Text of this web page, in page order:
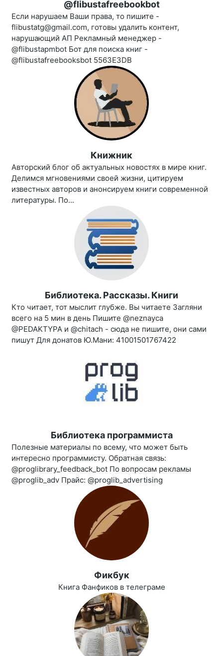
@flibustafreebookbot
Если нарушаем Ваши права, то пишите -
flibustatg@gmail.com, готовы удалить контент,
нарушающий АП Рекламный менеджер -
@flibustapmbot Бот для поиска книг -
@flibustafreebooksbot 5563E3DB
Книжник
Авторский блог об актуальных новостях в мире книг.
Делимся мгновениями своей жизни, цитируем
известных авторов и анонсируем книги современной
литературы. По...
Библиотека. Рассказы. Книги
Кто читает, тот мыслит глубже. Вы читаете Загляни
всего на 5 мин в день Пишите @neznayca
@PEDAKTYPA и @chitach - сюда не пишите, они сами
пишут Для донатов Ю.Мани: 41001501767422
Библиотека программиста
Полезные материалы по всему, что может быть
интересно программисту. Обратная связь:
@proglibrary_feedback_bot По вопросам рекламы
@proglib_adv Прайс: @proglib_advertising
Фикбук
Книга Фанфиков в телеграме